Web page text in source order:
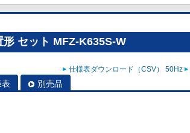
セット MFZ-K635S-W
仕様表ダウンロード（CSV） 50Hz
別売品